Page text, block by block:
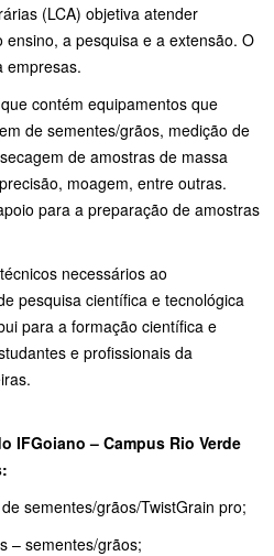
(LCA) objetiva atender
a pesquisa e a extensão. O
empresas.
contém equipamentos que
de sementes/grãos, medição de
de amostras de massa
moagem, entre outras.
para a preparação de amostras
necessários ao
pesquisa científica e tecnológica
para a formação científica e
e profissionais da
IFGoiano – Campus Rio Verde
sementes/grãos/TwistGrain pro;
– sementes/grãos;